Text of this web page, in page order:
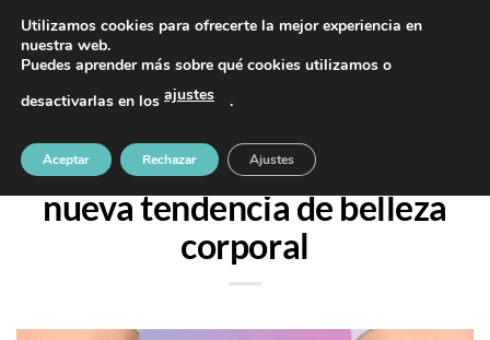
contenido
PIDE TU CITA AL TELÉFONO 637 42 97 25
Relleno de “Hip Dips”, la
nueva tendencia de belleza
corporal
Utilizamos cookies para ofrecerte la mejor experiencia en
nuestra web.
Puedes aprender más sobre qué cookies utilizamos o
desactivarlas en los ajustes .
Aceptar Rechazar Ajustes